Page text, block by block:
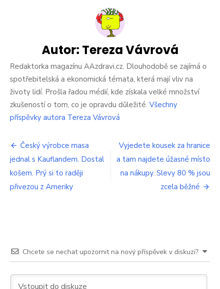
přehnali.
Ať
si
zkusí
za
můj
důchod
žít,
to
nedám.
Důchodce
ze
Sokolova
promluvil
Autor: Tereza Vávrová
Redaktorka magazínu AAzdravi.cz. Dlouhodobě se zajímá o
spotřebitelská a ekonomická témata, která mají vliv na
životy lidí. Prošla řadou médií, kde získala velké množství
zkušeností o tom, co je opravdu důležité. Všechny
příspěvky autora Tereza Vávrová
Navigace
pro
příspěvek
Český výrobce masa
jednal s Kauflandem. Dostal
košem. Prý si to raději
přivezou z Ameriky
Vyjedete kousek za hranice
a tam najdete úžasné místo
na nákupy. Slevy 80 % jsou
zcela běžné
Chcete se nechat upozornit na nový příspěvek v diskuzi?